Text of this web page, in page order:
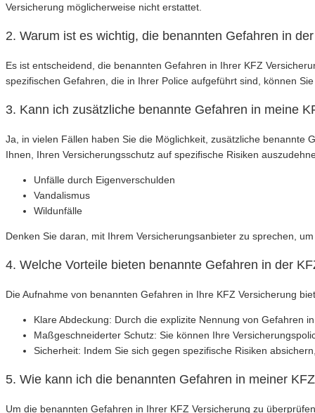
Versicherung möglicherweise nicht erstattet.
2. Warum ist es wichtig, die benannten Gefahren in
Es ist entscheidend, die benannten Gefahren in Ihrer KFZ
spezifischen Gefahren, die in Ihrer Police aufgeführt sind, können
3. Kann ich zusätzliche benannte Gefahren in meine
Ja, in vielen Fällen haben Sie die Möglichkeit, zusätzliche benannte
Ihnen, Ihren Versicherungsschutz auf spezifische Risiken
Unfälle durch Eigenverschulden
Vandalismus
Wildunfälle
Denken Sie daran, mit Ihrem Versicherungsanbieter zu sprechen,
4. Welche Vorteile bieten benannte Gefahren in der
Die Aufnahme von benannten Gefahren in Ihre KFZ Versicherung
Klare Abdeckung: Durch die explizite Nennung von Gefahren
Maßgeschneiderter Schutz: Sie können Ihre
Sicherheit: Indem Sie sich gegen spezifische Risiken
5. Wie kann ich die benannten Gefahren in meiner
Um die benannten Gefahren in Ihrer KFZ Versicherung zu